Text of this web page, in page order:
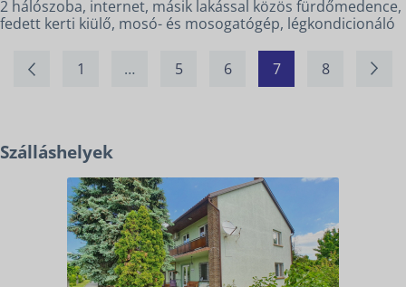
SZÁLLÁSOK
KERÉKPÁR ÉS E-BIKE
KAPCSOLAT
2 hálószoba, internet, másik lakással közös fürdőmedence,
fedett kerti kiülő, mosó- és mosogatógép, légkondicionáló
1 … 5 6 7 8
Szálláshelyek